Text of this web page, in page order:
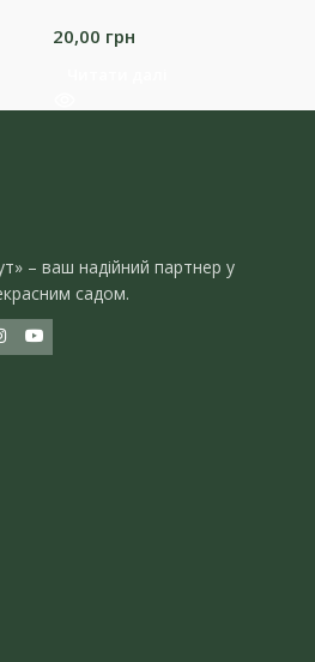
20,00 грн
– ваш надійний партнер у
садом.